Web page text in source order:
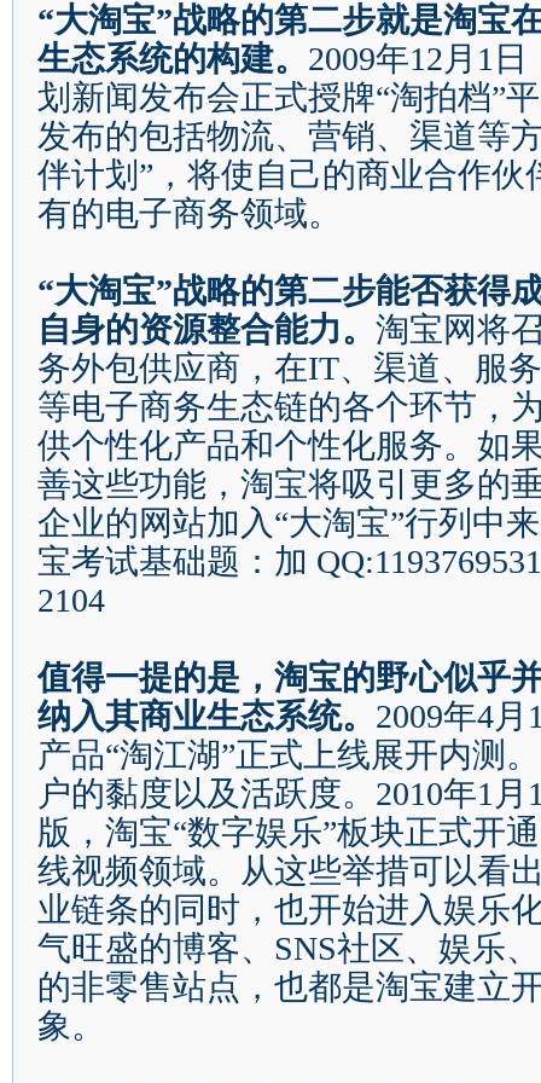
“大淘宝”战略的第二步就是淘宝
生态系统的构建。 2009年12月 1 日
划新闻发布会正式授牌“淘拍档”
发布的包括物流、营销、渠道等
伴计划 ” ，将使自己的商业合作
有的电子商务领域。
“大淘宝”战略的第二步能否获得
自身的资源整合能力。 淘宝网将
务外包供应商，在IT、渠道、服
等电子商务生态链的各个环节，
供个性化产品和个性化服务。如
善这些功能，淘宝将吸引更多的
企业的网站加入“大淘宝”行列中
宝考试基础题：加
2104
值得一提的是，淘宝的野心似乎
纳入其商业生态系统。 2009年4月
产品“淘江湖”正式上线展开内测。
户的黏度以及活跃度。 2010年1 月
版，淘宝“数字娱乐”板块正式开
线视频领域。从这些举措可以看
业链条的同时，也开始进入娱乐
气旺盛的博客、 SNS社区、娱乐
的非零售站点，也都是淘宝建立
象。